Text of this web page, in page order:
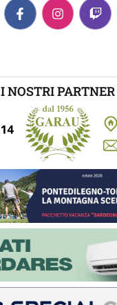
I NOSTRI PARTNER